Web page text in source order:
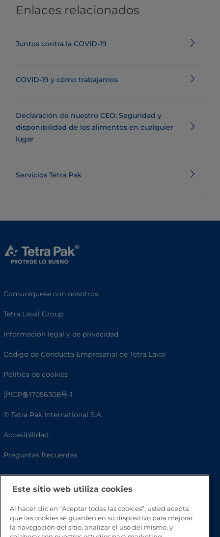
Enlaces relacionados
Juntos contra la COVID-19
COVID-19 y cómo trabajamos
Declaración de nuestro CEO: Seguridad y
disponibilidad de los alimentos en cualquier
lugar
Servicios Tetra Pak
Comuníquese con nosotros
Tetra Laval Group
Información legal y de privacidad
Código de Conducta Empresarial de Tetra Laval
Política de cookies
沪ICP备17056308号-1
© Tetra Pak International S.A.
Accesibilidad
Preguntas frecuentes
Este sitio web utiliza cookies
Al hacer clic en “Aceptar todas las cookies”, usted acepta
que las cookies se guarden en su dispositivo para mejorar
la navegación del sitio, analizar el uso del mismo, y